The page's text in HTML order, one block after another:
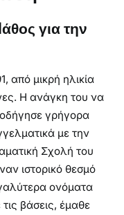
για την
από μικρή ηλικία
Η ανάγκη του να
οδήγησε γρήγορα
με την
Σχολή του
ιστορικό θεσμό
ονόματα
βάσεις, έμαθε